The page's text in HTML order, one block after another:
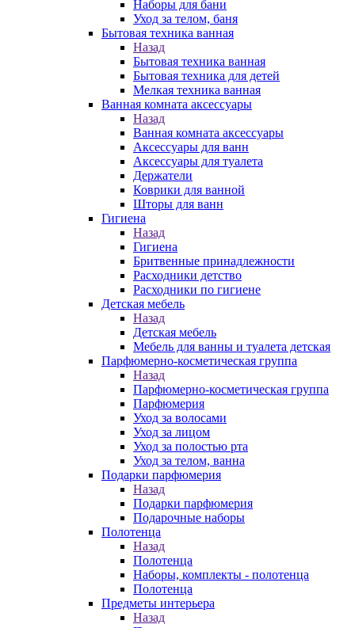
Наборы для бани
Уход за телом, баня
Бытовая техника ванная
Назад
Бытовая техника ванная
Бытовая техника для детей
Мелкая техника ванная
Ванная комната аксессуары
Назад
Ванная комната аксессуары
Аксессуары для ванн
Аксессуары для туалета
Держатели
Коврики для ванной
Шторы для ванн
Гигиена
Назад
Гигиена
Бритвенные принадлежности
Расходники детство
Расходники по гигиене
Детская мебель
Назад
Детская мебель
Мебель для ванны и туалета детская
Парфюмерно-косметическая группа
Назад
Парфюмерно-косметическая группа
Парфюмерия
Уход за волосами
Уход за лицом
Уход за полостью рта
Уход за телом, ванна
Подарки парфюмерия
Назад
Подарки парфюмерия
Подарочные наборы
Полотенца
Назад
Полотенца
Наборы, комплекты - полотенца
Полотенца
Предметы интерьера
Назад